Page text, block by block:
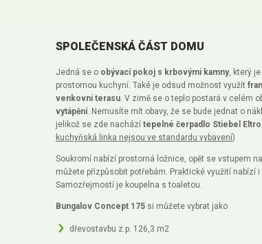
SPOLEČENSKÁ ČÁST DOMU
Jedná se o obývací pokoj s krbovými kamny, který
prostornou kuchyní. Také je odsud možnost využít
venkovní terasu. V zimě se o teplo postará v celém
vytápění. Nemusíte mít obavy, že se bude jednat o
jelikož se zde nachází tepelné čerpadlo Stiebel
kuchyňská linka nejsou ve standardu vybavení)
Soukromí nabízí prostorná ložnice, opět se vstupem
můžete přizpůsobit potřebám. Praktické využití nabízí
Samozřejmostí je koupelna s toaletou.
Bungalov Concept 175si můžete vybrat jako
dřevostavbu z.p. 126,3 m2